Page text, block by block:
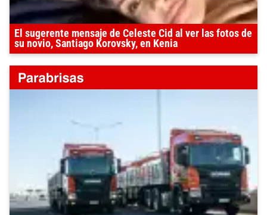
El sugerente mensaje de Celeste Cid al ver las fotos de
su novio, Santiago Korovsky, en Kenia